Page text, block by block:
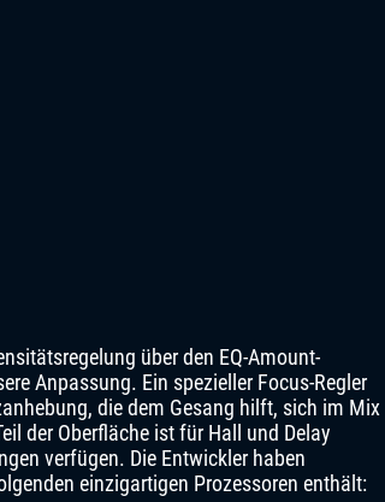
über den EQ-Amount-
Anpassung. Ein spezieller Focus-Regler
die dem Gesang hilft, sich im Mix
der Oberfläche ist für Hall und Delay
verfügen. Die Entwickler haben
einzigartigen Prozessoren enthält: